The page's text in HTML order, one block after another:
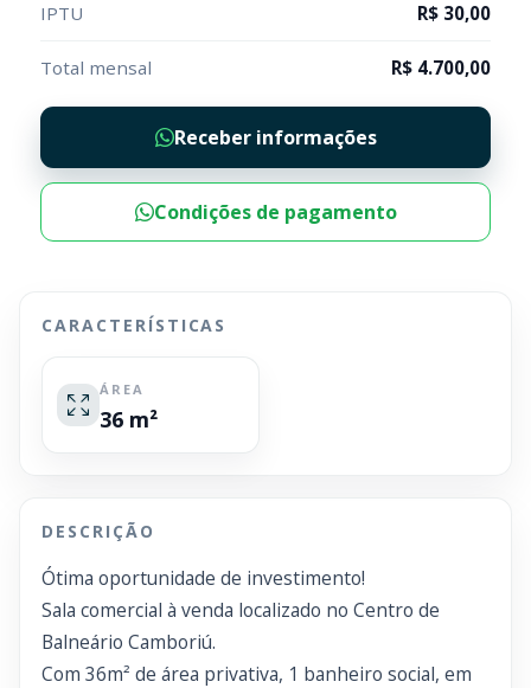
IPTU R$ 30,00
Total mensal R$ 4.700,00
Receber informações
Condições de pagamento
CARACTERÍSTICAS
ÁREA
36 m²
DESCRIÇÃO
Ótima oportunidade de investimento!
Sala comercial à venda localizado no Centro de
Balneário Camboriú.
Com 36m² de área privativa, 1 banheiro social, em